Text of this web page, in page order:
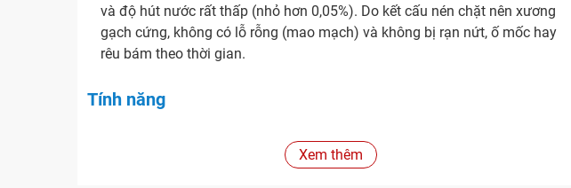
và độ hút nước rất thấp (nhỏ hơn 0,05%). Do kết cấu nén chặt nên xương
gạch cứng, không có lỗ rỗng (mao mạch) và không bị rạn nứt, ố mốc hay
rêu bám theo thời gian.
Tính năng
Xem thêm